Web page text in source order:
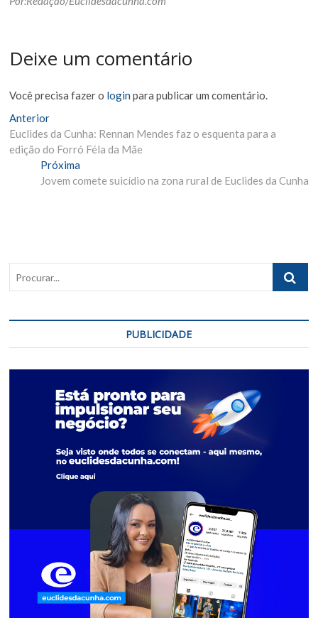
Deixe um comentário
Você precisa fazer o login para publicar um comentário.
Navegação
de
Post
AnteriorMatéria
Anterior:
Euclides da Cunha: Rennan Mendes faz o esquenta para a
edição do Forró Féla da Mãe
PróximaPróxima
Materia:
Jovem comete suicídio na zona rural de Euclides da Cunha
PUBLICIDADE